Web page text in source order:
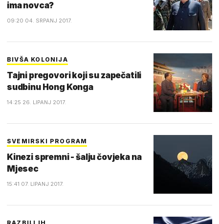
ima novca?
09:20 04. SRPANJ 2017.
BIVŠA KOLONIJA
Tajni pregovori koji su zapečatili
sudbinu Hong Konga
14:25 26. LIPANJ 2017.
SVEMIRSKI PROGRAM
Kinezi spremni - šalju čovjeka na
Mjesec
15:41 07. LIPANJ 2017.